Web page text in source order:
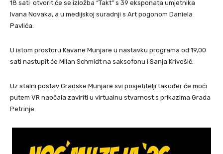
18 sati otvorit će se izložba “Takt” s 39 eksponata umjetnika
Ivana Novaka, a u medijskoj suradnji s Art pogonom Daniela
Pavlića.
U istom prostoru Kavane Munjare u nastavku programa od 19,00
sati nastupit će Milan Schmidt na saksofonu i Sanja Krivošić.
Uz stalni postav Gradske Munjare svi posjetitelji također će moći
putem VR naočala zaviriti u virtualnu stvarnost s prikazima Grada
Petrinje.